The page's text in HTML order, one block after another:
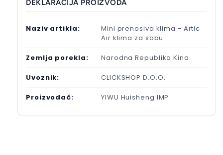
DEKLARACIJA PROIZVODA
Naziv artikla:
Mini prenosiva klima - Artic
Air klima za sobu
Zemlja porekla: Narodna Republika Kina
Uvoznik: CLICKSHOP D.O.O.
Proizvođač: YIWU Huisheng IMP